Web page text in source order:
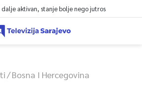
aktivan, stanje bolje nego jutros
/Bosna I Hercegovina